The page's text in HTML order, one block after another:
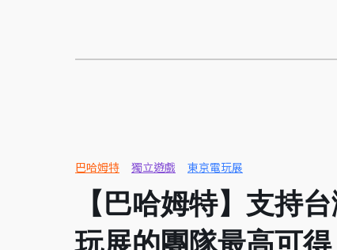
巴哈姆特 獨立遊戲 東京電玩展
【巴哈姆特】支持